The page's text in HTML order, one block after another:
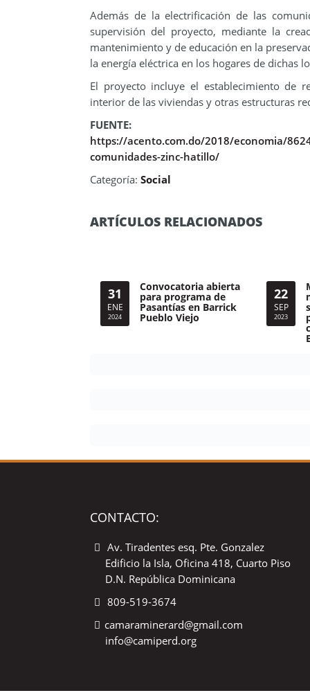
Además de la electrificación de las
supervisión del proyecto, mediante la
mantenimiento y de educación en la
la energía eléctrica en los hogares de dichas
El proyecto incluye el establecimiento de
interior de las viviendas y otras estructuras
FUENTE:
https://acento.com.do/2018/economia/
comunidades-zinc-hatillo/
Categoría: Social
ARTÍCULOS RELACIONADOS
31
ENE
2024
Convocatoria abierta
para programa de
Pasantías en Barrick
Pueblo Viejo
22
SEP
2023
CONTACTO:
Av. Tiradentes esq. Pte. Gonzalez
Edificio la Isla, Oficina 418, Cuarto Piso
D.N. República Dominicana
809-519-3674
camaraminerard@gmail.com
info@camiperd.org